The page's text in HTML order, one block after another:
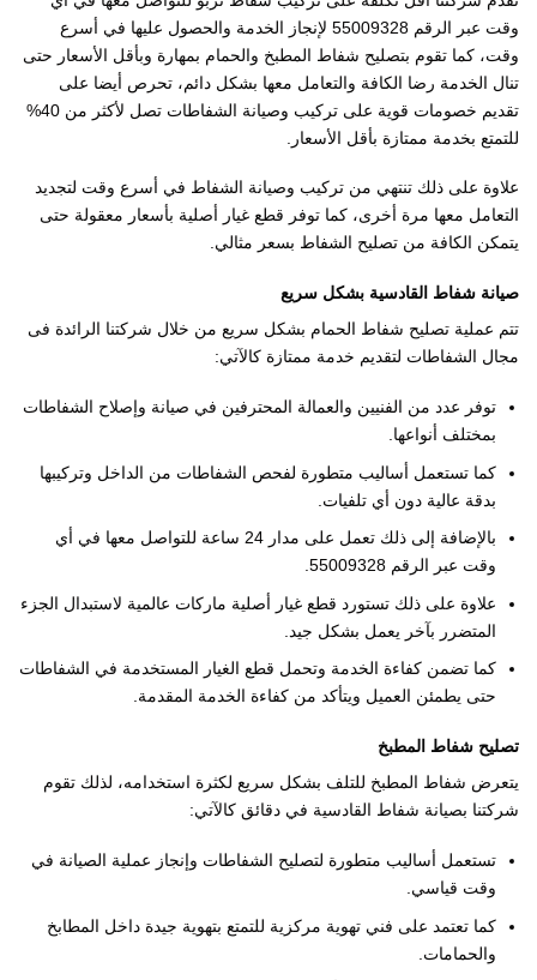
وقت عبر الرقم 55009328 لإنجاز الخدمة والحصول عليها في أسرع
وقت، كما تقوم بتصليح شفاط المطبخ والحمام بمهارة وبأقل الأسعار حتى
تنال الخدمة رضا الكافة والتعامل معها بشكل دائم، تحرص أيضا على
تقديم خصومات قوية على تركيب وصيانة الشفاطات تصل لأكثر من 40%
للتمتع بخدمة ممتازة بأقل الأسعار.
علاوة على ذلك تنتهي من تركيب وصيانة الشفاط في أسرع وقت لتجديد
التعامل معها مرة أخرى، كما توفر قطع غيار أصلية بأسعار معقولة حتى
يتمكن الكافة من تصليح الشفاط بسعر مثالي.
صيانة شفاط القادسية بشكل سريع
تتم عملية تصليح شفاط الحمام بشكل سريع من خلال شركتنا الرائدة فى
مجال الشفاطات لتقديم خدمة ممتازة كالآتي:
توفر عدد من الفنيين والعمالة المحترفين في صيانة وإصلاح الشفاطات
بمختلف أنواعها.
كما تستعمل أساليب متطورة لفحص الشفاطات من الداخل وتركيبها
بدقة عالية دون أي تلفيات.
بالإضافة إلى ذلك تعمل على مدار 24 ساعة للتواصل معها في أي
وقت عبر الرقم 55009328.
علاوة على ذلك تستورد قطع غيار أصلية ماركات عالمية لاستبدال الجزء
المتضرر بآخر يعمل بشكل جيد.
كما تضمن كفاءة الخدمة وتحمل قطع الغيار المستخدمة في الشفاطات
حتى يطمئن العميل ويتأكد من كفاءة الخدمة المقدمة.
تصليح شفاط المطبخ
يتعرض شفاط المطبخ للتلف بشكل سريع لكثرة استخدامه، لذلك تقوم
شركتنا بصيانة شفاط القادسية في دقائق كالآتي:
تستعمل أساليب متطورة لتصليح الشفاطات وإنجاز عملية الصيانة في
وقت قياسي.
كما تعتمد على فني تهوية مركزية للتمتع بتهوية جيدة داخل المطابخ
والحمامات.